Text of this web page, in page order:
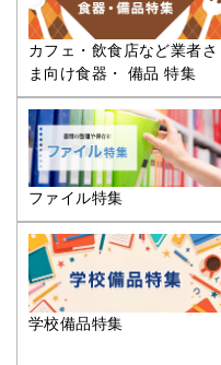
カフェ・飲食店など業者さ
ま向け食器・ 備品 特集
ファイル特集
学校備品特集